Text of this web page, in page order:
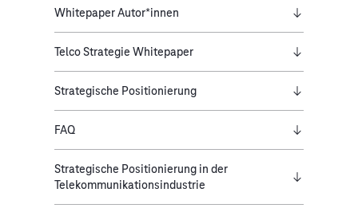
Whitepaper Autor*innen
Telco Strategie Whitepaper
Strategische Positionierung
FAQ
Strategische Positionierung in der
Telekommunikationsindustrie